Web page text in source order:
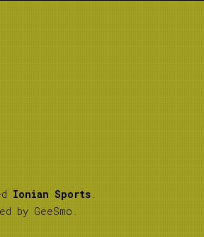
Ionian Sports
by GeeSmo